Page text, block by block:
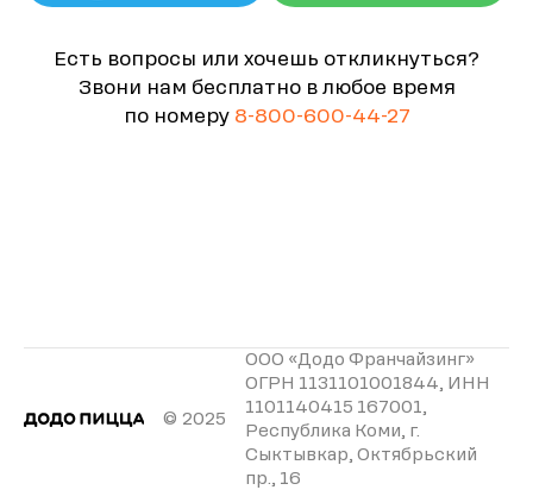
Есть вопросы или хочешь откликнуться?
Звони нам бесплатно в любое время
по номеру 8-800-600-44-27
© 2025
ООО «Додо Франчайзинг»
ОГРН 1131101001844, ИНН
1101140415 167001,
Республика Коми, г.
Сыктывкар, Октябрьский
пр., 16